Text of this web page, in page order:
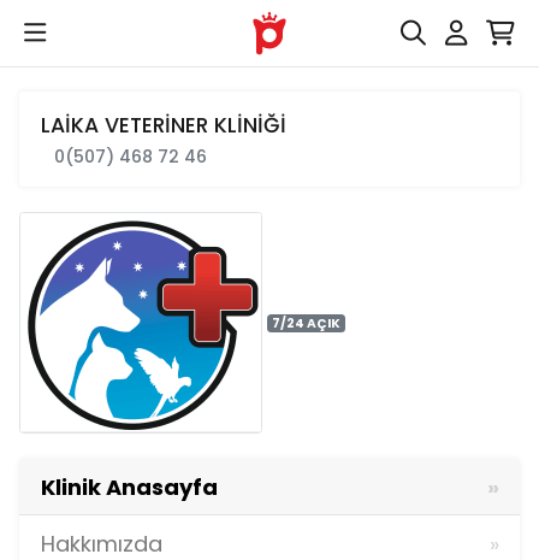
LAİKA VETERİNER KLİNİĞİ
0(507) 468 72 46
7/24 AÇIK
Klinik Anasayfa
Hakkımızda